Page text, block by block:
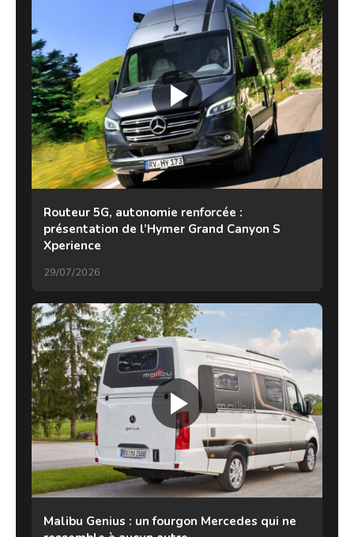
Routeur 5G, autonomie renforcée :
présentation de l’Hymer Grand Canyon S
Xperience
29/07/2026
Malibu Genius : un fourgon Mercedes qui ne